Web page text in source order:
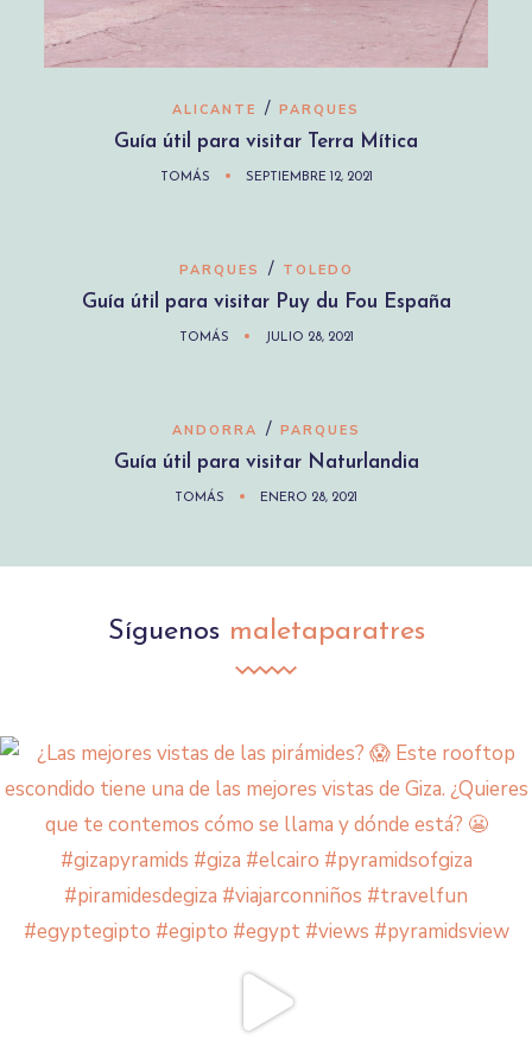
ALICANTE / PARQUES
Guía útil para visitar Terra Mítica
TOMÁS SEPTIEMBRE 12, 2021
PARQUES / TOLEDO
Guía útil para visitar Puy du Fou España
TOMÁS JULIO 28, 2021
ANDORRA / PARQUES
Guía útil para visitar Naturlandia
TOMÁS ENERO 28, 2021
Síguenos maletaparatres